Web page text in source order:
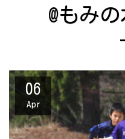
@もみ
06
Apr